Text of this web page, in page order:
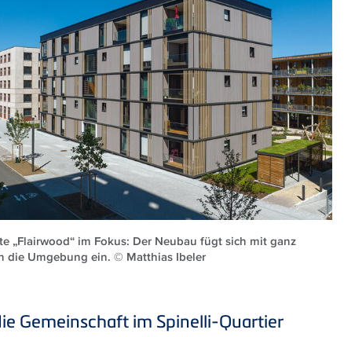
„Flairwood“ im Fokus: Der Neubau fügt sich mit ganz
die Umgebung ein. © Matthias Ibeler
Gemeinschaft im Spinelli-Quartier